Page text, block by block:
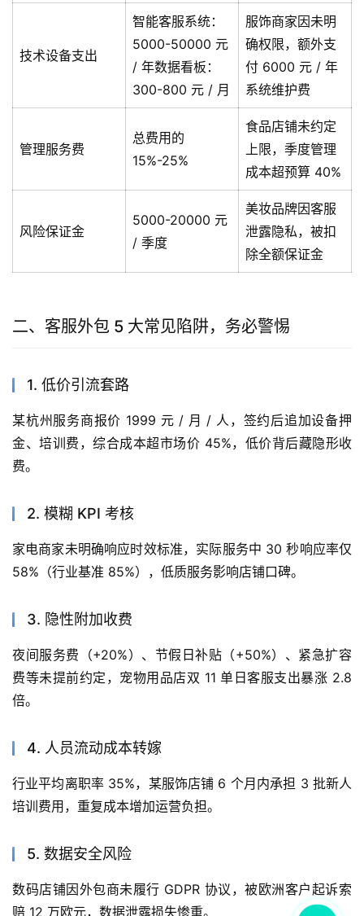
技术设备支出
智能客服系统：
5000-50000 元
/ 年数据看板：
300-800 元 / 月
服饰商家因未明
确权限，额外支
付 6000 元 / 年
系统维护费
管理服务费
总费用的
15%-25%
食品店铺未约定
上限，季度管理
成本超预算 40%
风险保证金
5000-20000 元
/ 季度
美妆品牌因客服
泄露隐私，被扣
除全额保证金
二、客服外包 5 大常见陷阱，务必警惕
1. 低价引流套路
某杭州服务商报价 1999 元 / 月 / 人，签约后追加设备押
金、培训费，综合成本超市场价 45%，低价背后藏隐形收
费。
2. 模糊 KPI 考核
家电商家未明确响应时效标准，实际服务中 30 秒响应率仅
58%（行业基准 85%），低质服务影响店铺口碑。
3. 隐性附加收费
夜间服务费（+20%）、节假日补贴（+50%）、紧急扩容
费等未提前约定，宠物用品店双 11 单日客服支出暴涨 2.8
倍。
4. 人员流动成本转嫁
行业平均离职率 35%，某服饰店铺 6 个月内承担 3 批新人
培训费用，重复成本增加运营负担。
5. 数据安全风险
数码店铺因外包商未履行 GDPR 协议，被欧洲客户起诉索
赔 12 万欧元，数据泄露损失惨重。